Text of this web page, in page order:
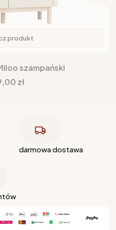
produkt
szampański
zł
darmowa dostawa